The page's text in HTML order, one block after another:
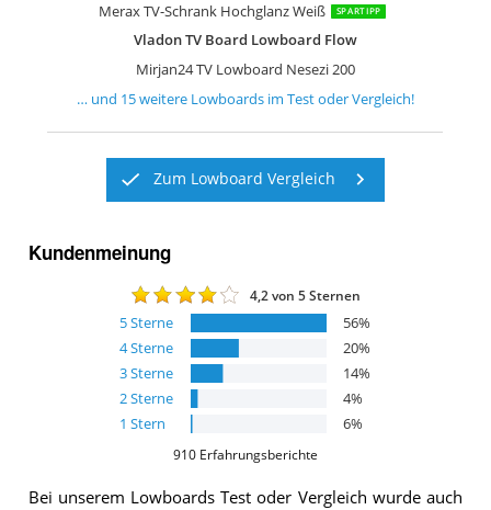
Merax TV-Schrank Hochglanz Weiß SPARTIPP
Vladon TV Board Lowboard Flow
Mirjan24 TV Lowboard Nesezi 200
… und 15weitere Lowboardsim Test oder Vergleich!
Zum Lowboard Vergleich
Kundenmeinung
4,2 von 5 Sternen
5Sterne 56%
4Sterne 20%
3Sterne 14%
2Sterne 4%
1 Stern 6%
910 Erfahrungsberichte
Bei unserem Lowboards Test oder Vergleich wurde auch